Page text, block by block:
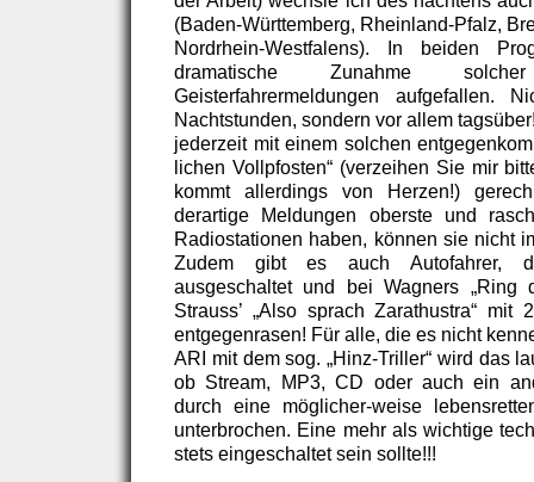
(Baden-Württemberg, Rheinland-Pfalz,
Nordrhein-Westfalens). In beiden
dramatische Zunahme
Geisterfahrermeldungen aufgefallen.
Nachtstunden, sondern vor allem
jederzeit mit einem solchen
lichen Vollpfosten“ (verzeihen Sie mir
kommt allerdings von Herzen!)
derartige Meldungen oberste und
Radiostationen haben, können sie nicht
Zudem gibt es auch Autofahrer,
ausgeschaltet und bei Wagners „Ring
Strauss’ „Also sprach Zarathustra“
entgegenrasen! Für alle, die es nicht
ARI mit dem sog. „Hinz-Triller“ wird das
ob Stream, MP3, CD oder auch ein
durch eine möglicher-weise
unterbrochen. Eine mehr als wichtige
stets eingeschaltet sein sollte!!!